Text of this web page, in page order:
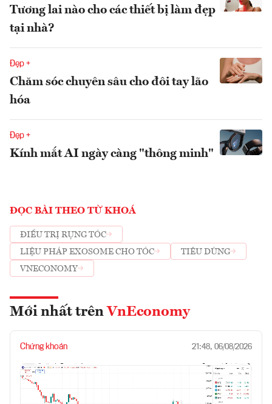
Tương lai nào cho các thiết bị làm đẹp
tại nhà?
Đẹp +
Chăm sóc chuyên sâu cho đôi tay lão
hóa
Đẹp +
Kính mắt AI ngày càng "thông minh"
ĐỌC BÀI THEO TỪ KHOÁ
ĐIỀU TRỊ RỤNG TÓC
LIỆU PHÁP EXOSOME CHO TÓC
TIÊU DÙNG
VNECONOMY
Mới nhất trên VnEconomy
Chứng khoán 21:48, 06/08/2026